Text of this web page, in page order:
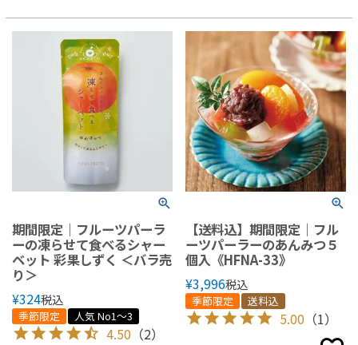
期間限定｜フルーツパーラ
ーの凍らせて食べるシャー
ベット 彩果しずく ＜バラ売
り＞
¥324税込
季節限定 人気 No1～3
4.50 （2）
【送料込】期間限定｜フル
ーツパーラーのあんみつ５
個入《HFNA-33》
¥3,996税込
季節限定 送料込
5.00 （1）